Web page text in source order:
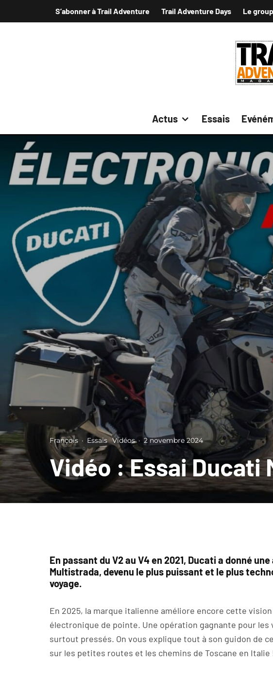
S’abonner à Trail Adventure Trail Adventure Days Le
Actus Essais
François · Essais Vidéos · 2 novembre 2024
Vidéo : Essai Ducati
En passant du V2 au V4 en 2021, Ducati a donné
Multistrada, devenu le plus puissant et le plus
voyage.
En 2025, la marque italienne améliore encore cette
électronique de pointe. Une opération gagnante pour
surtout pressés. On vous explique tout à son guidon de
sur les petites routes et les chemins de Toscane en Italie